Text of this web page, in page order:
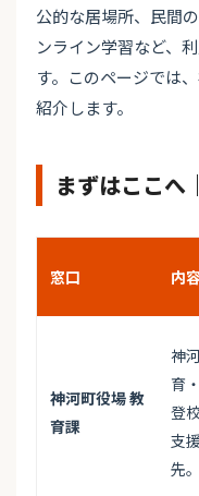
公的な居場所、民間
ンライン学習など、
す。このページでは
紹介します。
まずはここへ
窓口 内
神河町役場 教
育課
神
育
登
支
先。